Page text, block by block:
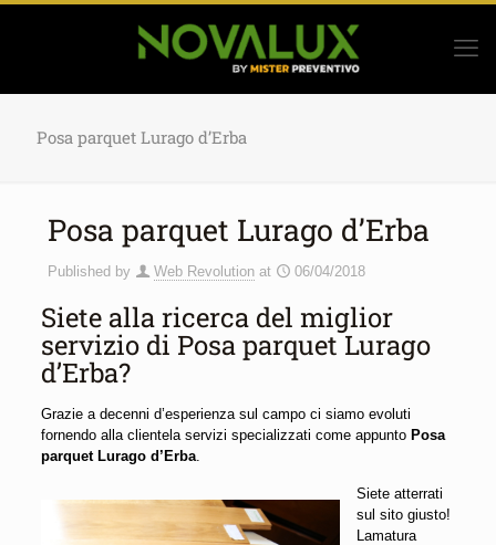
Posa parquet Lurago d’Erba
Posa parquet Lurago d’Erba
Published by Web Revolution at 06/04/2018
Siete alla ricerca del miglior
servizio di Posa parquet Lurago
d’Erba?
Grazie a decenni d’esperienza sul campo ci siamo evoluti
fornendo alla clientela servizi specializzati come appunto Posa
parquet Lurago d’Erba.
Siete atterrati
sul sito giusto!
Lamatura